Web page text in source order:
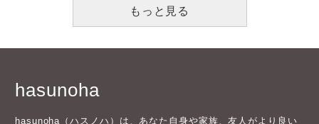
もっと見る
hasunoha
hasunoha（ハスノハ）は、あなた自身や家族、友人がより良い